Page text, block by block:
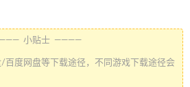
小贴士 ————
度网盘等下载途径，不同游戏下载途径会